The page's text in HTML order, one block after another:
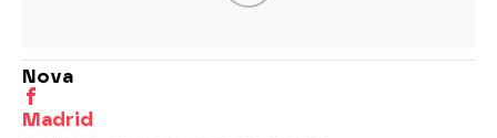
Nova
Madrid